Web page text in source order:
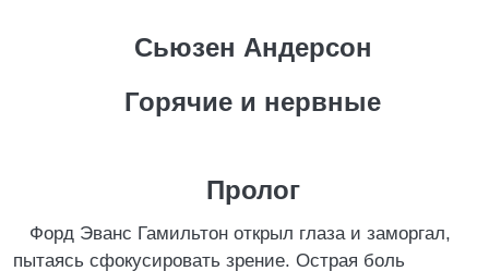
Сьюзен Андерсон
Горячие и нервные
Пролог
Форд Эванс Гамильтон открыл глаза и заморгал,
пытаясь сфокусировать зрение. Острая боль